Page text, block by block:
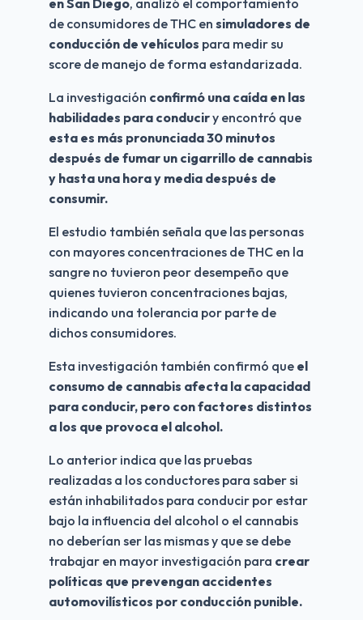
en San Diego, analizó el comportamiento
de consumidores de THC en simuladores de
conducción de vehículos para medir su
score de manejo de forma estandarizada.
La investigación confirmó una caída en las
habilidades para conducir
esta es más pronunciada 30 minutos
después de fumar un cigarrillo de cannabis
y hasta una hora y media después de
consumir.
El estudio también señala que las personas
con mayores concentraciones de THC en la
sangre no tuvieron peor desempeño que
quienes tuvieron concentraciones bajas,
indicando una tolerancia por parte de
dichos consumidores.
Esta investigación también confirmó que el
consumo de cannabis afecta la capacidad
para conducir, pero con factores distintos
a los que provoca el alcohol.
Lo anterior indica que las pruebas
realizadas a los conductores para saber si
están inhabilitados para conducir por estar
bajo la influencia del alcohol o el cannabis
no deberían ser las mismas y que se debe
trabajar en mayor investigación para crear
políticas que prevengan accidentes
automovilísticos por conducción punible.